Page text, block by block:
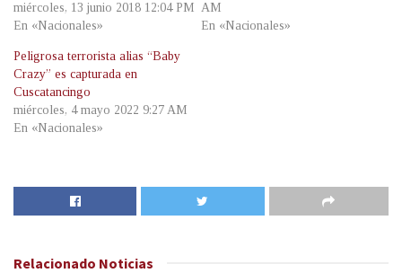
miércoles, 13 junio 2018 12:04 PM
En «Nacionales»
AM
En «Nacionales»
Peligrosa terrorista alias “Baby
Crazy” es capturada en
Cuscatancingo
miércoles, 4 mayo 2022 9:27 AM
En «Nacionales»
Relacionado Noticias